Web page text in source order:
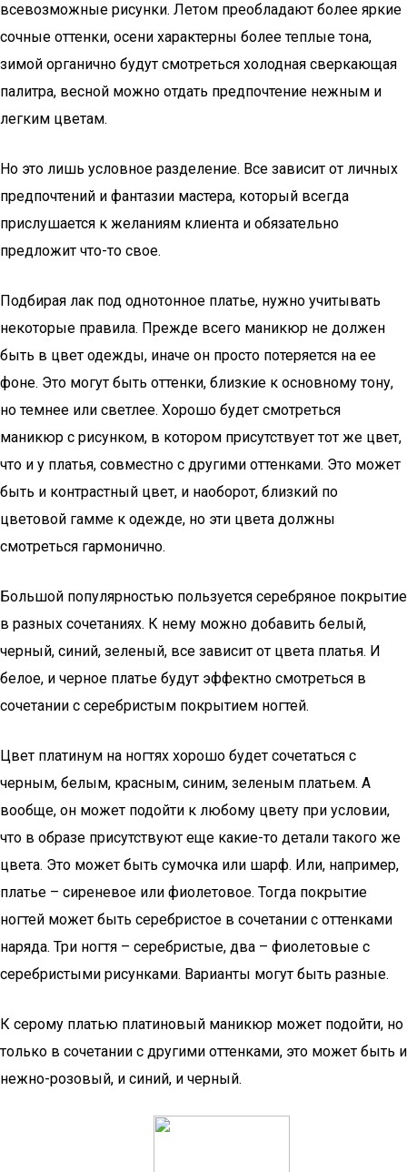
всевозможные рисунки. Летом преобладают более яркие
сочные оттенки, осени характерны более теплые тона,
зимой органично будут смотреться холодная сверкающая
палитра, весной можно отдать предпочтение нежным и
легким цветам.
Но это лишь условное разделение. Все зависит от личных
предпочтений и фантазии мастера, который всегда
прислушается к желаниям клиента и обязательно
предложит что-то свое.
Подбирая лак под однотонное платье, нужно учитывать
некоторые правила. Прежде всего маникюр не должен
быть в цвет одежды, иначе он просто потеряется на ее
фоне. Это могут быть оттенки, близкие к основному тону,
но темнее или светлее. Хорошо будет смотреться
маникюр с рисунком, в котором присутствует тот же цвет,
что и у платья, совместно с другими оттенками. Это может
быть и контрастный цвет, и наоборот, близкий по
цветовой гамме к одежде, но эти цвета должны
смотреться гармонично.
Большой популярностью пользуется серебряное покрытие
в разных сочетаниях. К нему можно добавить белый,
черный, синий, зеленый, все зависит от цвета платья. И
белое, и черное платье будут эффектно смотреться в
сочетании с серебристым покрытием ногтей.
Цвет платинум на ногтях хорошо будет сочетаться с
черным, белым, красным, синим, зеленым платьем. А
вообще, он может подойти к любому цвету при условии,
что в образе присутствуют еще какие-то детали такого же
цвета. Это может быть сумочка или шарф. Или, например,
платье – сиреневое или фиолетовое. Тогда покрытие
ногтей может быть серебристое в сочетании с оттенками
наряда. Три ногтя – серебристые, два – фиолетовые с
серебристыми рисунками. Варианты могут быть разные.
К серому платью платиновый маникюр может подойти, но
только в сочетании с другими оттенками, это может быть и
нежно-розовый, и синий, и черный.